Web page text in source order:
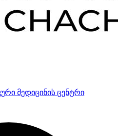
მედიცინის ცენტრი